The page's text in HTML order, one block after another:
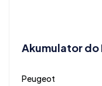
Akumulator do
Peugeot